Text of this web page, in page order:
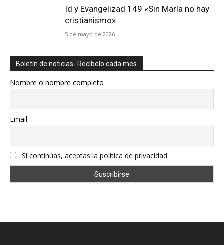
Id y Evangelizad 149 «Sin María no hay
cristianismo»
5 de mayo de 2026
Boletín de noticias- Recíbelo cada mes
Nombre o nombre completo
Email
Si continúas, aceptas la política de privacidad